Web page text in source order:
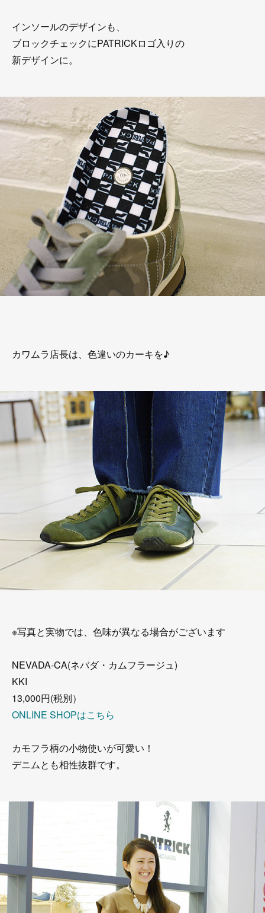
インソールのデザインも、
ブロックチェックにPATRICKロゴ入りの
新デザインに。
カワムラ店長は、色違いのカーキを♪
※写真と実物では、色味が異なる場合がございます
NEVADA-CA(ネバダ・カムフラージュ)
KKI
13,000円(税別）
ONLINE SHOPはこちら
カモフラ柄の小物使いが可愛い！
デニムとも相性抜群です。